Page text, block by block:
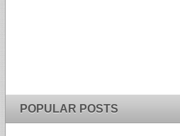
POPULAR POSTS